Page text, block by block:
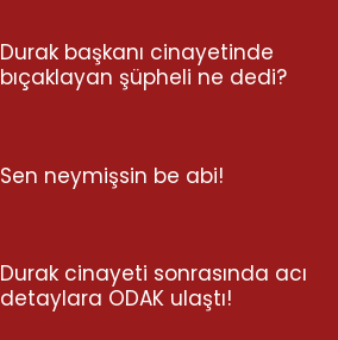
Durak başkanı cinayetinde
bıçaklayan şüpheli ne dedi?
Sen neymişsin be abi!
Durak cinayeti sonrasında acı
detaylara ODAK ulaştı!